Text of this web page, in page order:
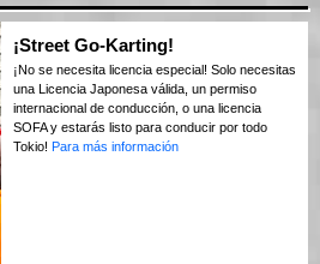
¡Street Go-Karting!
¡No se necesita licencia especial! Solo necesitas
una Licencia Japonesa válida, un permiso
internacional de conducción, o una licencia
SOFA y estarás listo para conducir por todo
Tokio! Para más información